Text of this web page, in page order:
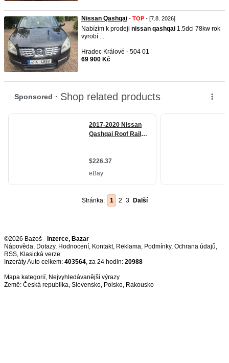
Nissan Qashqai - TOP - [7.8. 2026]
Nabízím k prodeji nissan qashqai 1.5dci 78kw rok
vyrobí ...
Hradec Králové - 504 01
69 900 Kč
Stránka: 1 2 3 Další
©2026 Bazoš - Inzerce, Bazar
Nápověda, Dotazy, Hodnocení, Kontakt, Reklama, Podmínky, Ochrana údajů,
RSS,
Inzeráty Auto celkem: 403564, za 24 hodin: 20988
Mapa kategorií, Nejvyhledávanější výrazy
Země: Česká republika, Slovensko, Polsko, Rakousko